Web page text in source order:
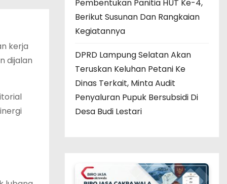
kerja
dijalan
Pembentukan Panitia HUT Ke-4,
Berikut Susunan Dan Rangkaian
Kegiatannya
DPRD Lampung Selatan Akan
Teruskan Keluhan Petani Ke
Dinas Terkait, Minta Audit
Penyaluran Pupuk Bersubsidi Di
Desa Budi Lestari